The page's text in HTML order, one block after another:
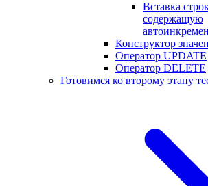
Вставка
содержащую
Конструктор
Оператор UPDATE
Оператор DELETE
Готовимся ко второму этапу